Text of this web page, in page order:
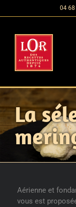
au
04 68
La
Aérienne et
vous est